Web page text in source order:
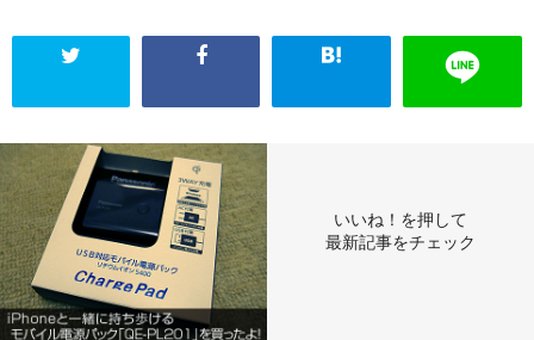
いいね！を押して
最新記事をチェック